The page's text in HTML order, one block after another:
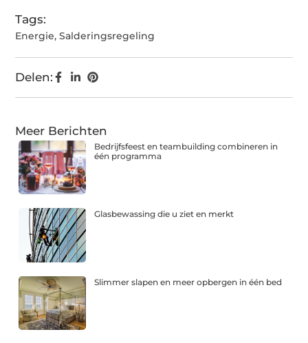
Tags:
Energie,Salderingsregeling
Delen:
Meer Berichten
Bedrijfsfeest en teambuilding combineren in
één programma
Glasbewassing die u ziet en merkt
Slimmer slapen en meer opbergen in één bed